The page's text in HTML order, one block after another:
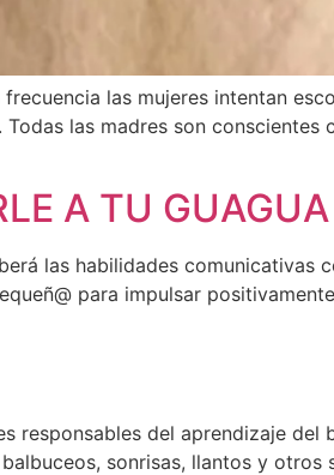
las mujeres intentan
las madres son conscientes
A TU GUAGUA
las habilidades comunicativas
para impulsar
responsables del aprendizaje del
sonrisas, llantos y otros